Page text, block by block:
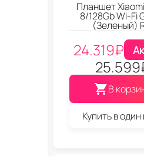
Планшет
8/128Gb Wi-Fi
(Зеленый)
24.319₽
25.599
В
Купить в один